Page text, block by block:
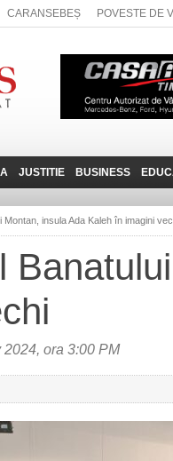
CARANSEBEȘ POVESTE DE
JUSTITIE BUSINESS
JOB-URI
TEHNIT
Montan, insula Ada Kaleh în imagini
2024, ora 3:00 PM